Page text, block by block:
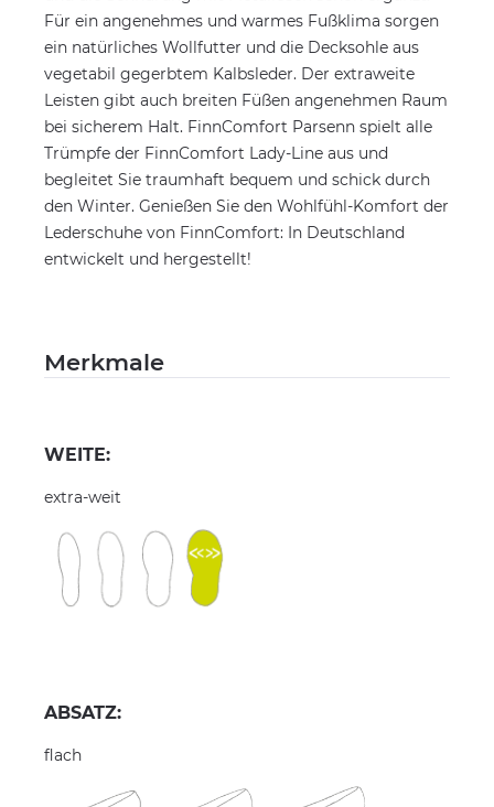
Für ein angenehmes und warmes Fußklima sorgen
ein natürliches Wollfutter und die Decksohle aus
vegetabil gegerbtem Kalbsleder. Der extraweite
Leisten gibt auch breiten Füßen angenehmen Raum
bei sicherem Halt. FinnComfort Parsenn spielt alle
Trümpfe der FinnComfort Lady-Line aus und
begleitet Sie traumhaft bequem und schick durch
den Winter. Genießen Sie den Wohlfühl-Komfort der
Lederschuhe von FinnComfort: In Deutschland
entwickelt und hergestellt!
Merkmale
WEITE:
extra-weit
ABSATZ:
flach